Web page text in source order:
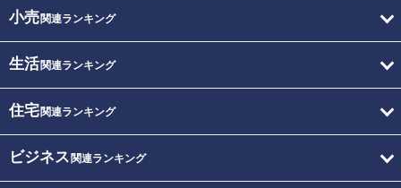
小売関連ランキング
生活関連ランキング
住宅関連ランキング
ビジネス 関連ランキング